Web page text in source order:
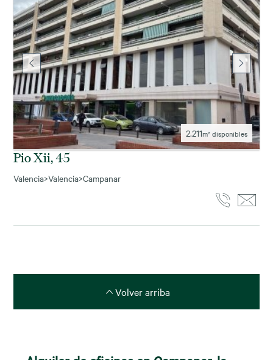
2.211m² disponibles
Pio Xii, 45
Valencia>Valencia>Campanar
Volver arriba